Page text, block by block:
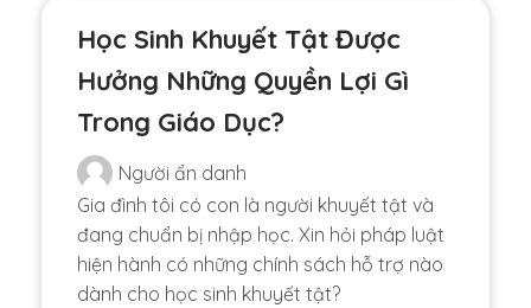
Học Sinh Khuyết Tật Được
Hưởng Những Quyền Lợi Gì
Trong Giáo Dục?
Người ẩn danh
Gia đình tôi có con là người khuyết tật và
đang chuẩn bị nhập học. Xin hỏi pháp luật
hiện hành có những chính sách hỗ trợ nào
dành cho học sinh khuyết tật?